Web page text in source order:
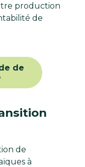
production
de
de
de
à